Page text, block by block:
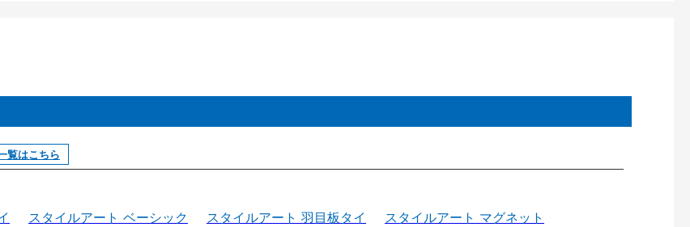
覧はこちら
スタイルアート ベーシック
スタイルアート 羽目板タイ
スタイルアート マグネット